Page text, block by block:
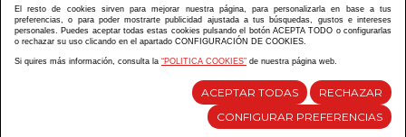
ABANICOS APARISI S.L. ha recibido por parte de La Generalitat Valenciana, la cantidad de 7.000
€ en apoyo al proyecto CMARTE/2021/265/46 del PLAN AYUDAS DIRECTAS ARTESANIA “CMARTE”.
Diseño y desarrollo web Im3diA comunicación
El resto de cookies sirven para mejorar nuestra página, para personalizarla en base a tus
preferencias, o para poder mostrarte publicidad ajustada a tus búsquedas, gustos e intereses
personales. Puedes aceptar todas estas cookies pulsando el botón ACEPTA TODO o configurarlas
o rechazar su uso clicando en el apartado CONFIGURACIÓN DE COOKIES.
Si quires más información, consulta la “POLITICA COOKIES” de nuestra página web.
ACEPTAR TODAS
RECHAZAR
CONFIGURAR PREFERENCIAS